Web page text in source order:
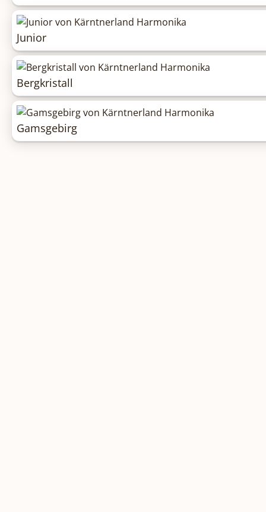
Junior
Bergkristall
Gamsgebirg